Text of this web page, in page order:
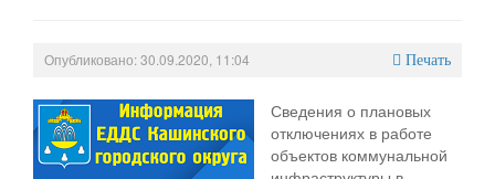
Опубликовано: 30.09.2020, 11:04 Печать
Сведения о плановых
отключениях в работе
объектов коммунальной